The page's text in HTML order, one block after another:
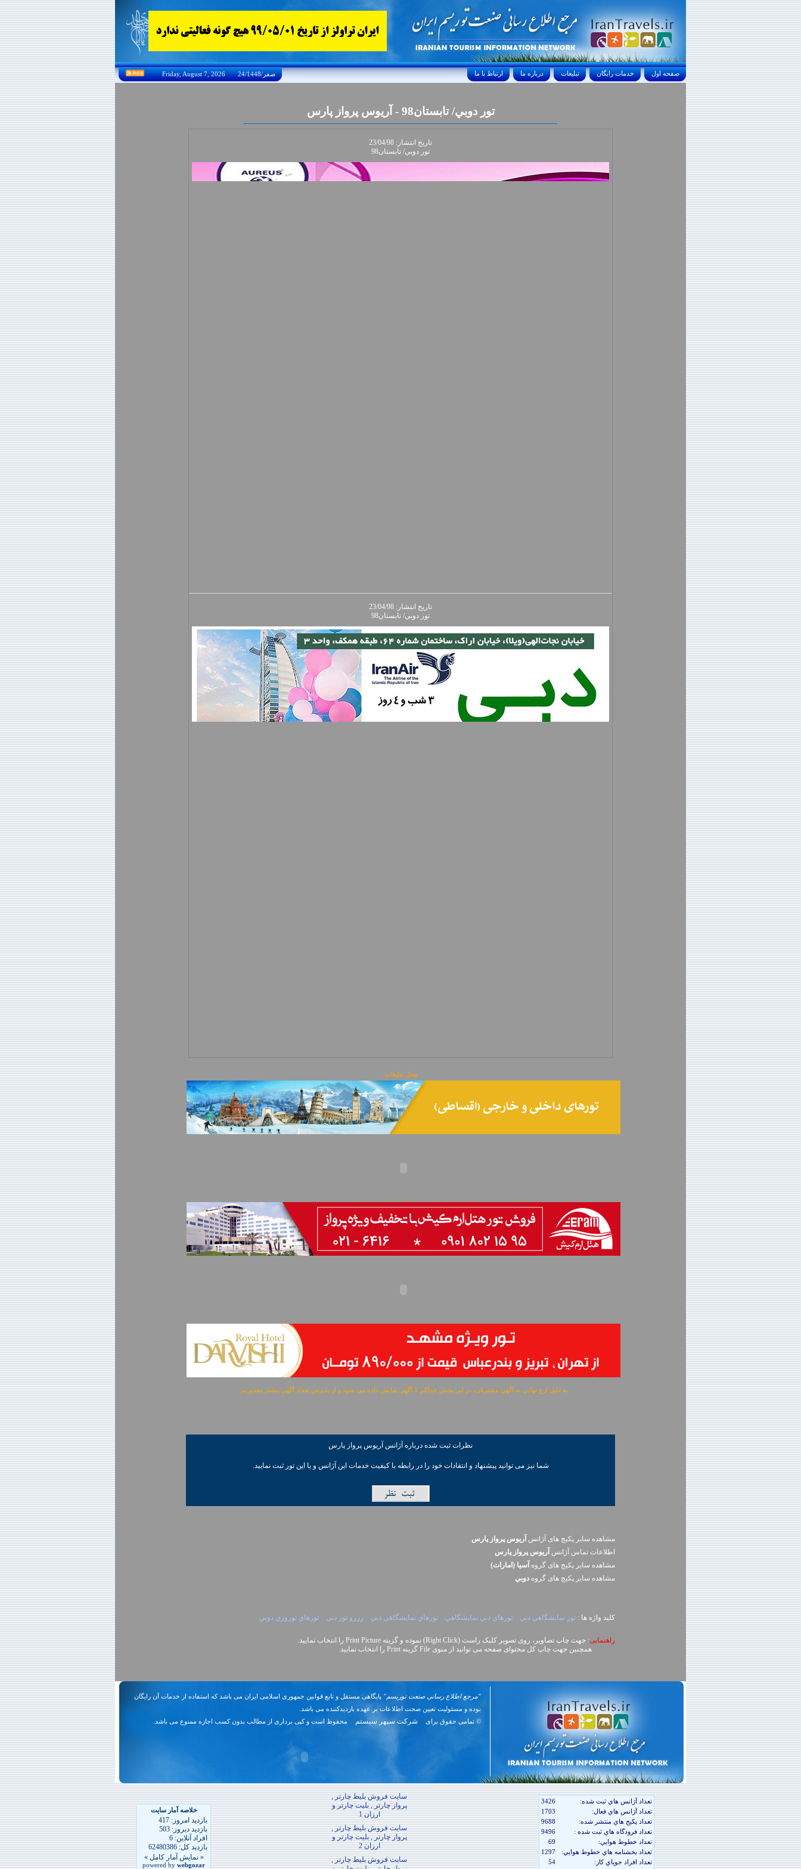
Friday, August 7, 2026 24/صفر/1448 ارتباط با ما درباره ما تبليغات خدمات رايگان صفحه اول
تور دوبي/ تابستان98 - آريوس پرواز پارس
تاريخ انتشار: 23/04/98
تور دوبي/ تابستان98
تاريخ انتشار: 23/04/98
تور دوبي/ تابستان98
محل تبلیغات:
به دلیل ارج نهادن به آگهی مشتریان، در این بخش حداکثر 5 آگهی نمایش داده می شود و از پذیرش تعداد آگهی بیشتر معذوریم.
نظرات ثبت شده درباره آژانس آريوس پرواز پارس
شما نيز می توانيد پیشنهاد و انتقادات خود را در رابطه با کیفیت خدمات این آژانس و یا این تور ثبت نمایید.
مشاهده سایر پکیج های آژانس آريوس پرواز پارس
اطلاعات تماس آژانس آريوس پرواز پارس
مشاهده سایر پکيج های گروه آسيا (امارات)
مشاهده سایر پکيج های گروه دوبي
کلید واژه ها : تور نمايشگاهي دبي تورهاي دبي نمايشگاهي تورهاي نمايشگاهي دبي رزرو تور دبي تورهاي نوروزي دوبي
راهنمایی: جهت چاپ تصاویر، روی تصویر کلیک راست (Right Click) نموده و گزینه Print Picture را انتخاب نمایید.
همچنین جهت چاپ کل محتوای صفحه می توانید از منوی File گزینه Print را انتخاب نمایید.
"مرجع اطلاع رسانی صنعت توریسم" پایگاهی مستقل و تابع قوانین جمهوری اسلامی ایران می باشد که استفاده از خدمات آن رایگان
بوده و مسئوليت تعیین صحت اطلاعات بر عهده بازدیدکننده می باشد.
© تمامی حقوق برای
شرکت سپهر سیستم محفوظ است و کپی برداری از مطالب بدون کسب اجازه ممنوع می باشد.
سایت فروش بلیط چارتر ,
پرواز چارتر , بلیت چارتر و
ارزان 1
سایت فروش بلیط چارتر ,
پرواز چارتر , بلیت چارتر و
ارزان 2
سایت فروش بلیط چارتر ,
3426
تعداد آژانس هاي ثبت شده:
1703
تعداد آژانس هاي فعال:
9688
تعداد پکيج هاي منتشر شده:
9496
تعداد فرودگاه هاي ثبت شده :
69
تعداد خطوط هوايي:
1297
تعداد بخشنامه هاي خطوط هوايي:
54
تعداد افراد جوياي کار: